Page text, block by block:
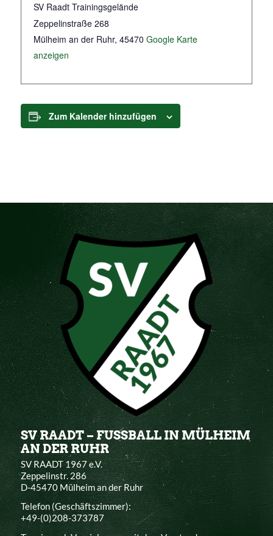
SV Raadt Trainingsgelände
Zeppelinstraße 268
Mülheim an der Ruhr, 45470 Google Karte
anzeigen
Zum Kalender hinzufügen
SV RAADT – FUSSBALL IN MÜLHEIM
AN DER RUHR
SV RAADT 1967 e.V.
Zeppelinstr. 286
D-45470 Mülheim an der Ruhr
Telefon (Geschäftszimmer):
+49-(0)208-373787